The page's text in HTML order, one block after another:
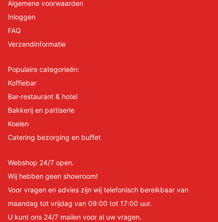
Algemene voorwaarden
Inloggen
FAQ
Verzendinformatie
Populaire categorieën:
Koffiebar
Bar-restaurant & hotel
Bakkerij en pattiserie
Koelen
Catering bezorging en buffet
Webshop 24/7 open.
Wij hebben geen showroom!
Voor vragen en advies zijn wij telefonisch bereikbaar van
maandag tot vrijdag van 09:00 tot 17:00 uur.
U kunt ons 24/7 mailen voor al uw vragen.